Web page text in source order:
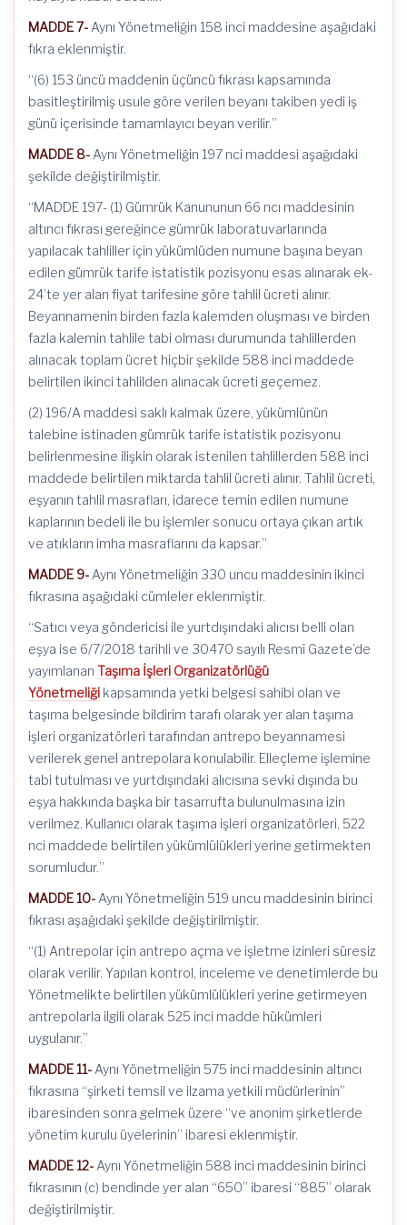
MADDE 7- Aynı Yönetmeliğin 158 inci maddesine aşağıdaki
fıkra eklenmiştir.
“(6) 153 üncü maddenin üçüncü fıkrası kapsamında
basitleştirilmiş usule göre verilen beyanı takiben yedi iş
günü içerisinde tamamlayıcı beyan verilir.”
MADDE 8- Aynı Yönetmeliğin 197 nci maddesi aşağıdaki
şekilde değiştirilmiştir.
“MADDE 197- (1) Gümrük Kanununun 66 ncı maddesinin
altıncı fıkrası gereğince gümrük laboratuvarlarında
yapılacak tahliller için yükümlüden numune başına beyan
edilen gümrük tarife istatistik pozisyonu esas alınarak ek-
24’te yer alan fiyat tarifesine göre tahlil ücreti alınır.
Beyannamenin birden fazla kalemden oluşması ve birden
fazla kalemin tahlile tabi olması durumunda tahlillerden
alınacak toplam ücret hiçbir şekilde 588 inci maddede
belirtilen ikinci tahlilden alınacak ücreti geçemez.
(2) 196/A maddesi saklı kalmak üzere, yükümlünün
talebine istinaden gümrük tarife istatistik pozisyonu
belirlenmesine ilişkin olarak istenilen tahlillerden 588 inci
maddede belirtilen miktarda tahlil ücreti alınır. Tahlil ücreti,
eşyanın tahlil masrafları, idarece temin edilen numune
kaplarının bedeli ile bu işlemler sonucu ortaya çıkan artık
ve atıkların imha masraflarını da kapsar.”
MADDE 9- Aynı Yönetmeliğin 330 uncu maddesinin ikinci
fıkrasına aşağıdaki cümleler eklenmiştir.
“Satıcı veya göndericisi ile yurtdışındaki alıcısı belli olan
eşya ise 6/7/2018 tarihli ve 30470 sayılı Resmî Gazete’de
yayımlanan Taşıma İşleri Organizatörlüğü
Yönetmeliği kapsamında yetki belgesi sahibi olan ve
taşıma belgesinde bildirim tarafı olarak yer alan taşıma
işleri organizatörleri tarafından antrepo beyannamesi
verilerek genel antrepolara konulabilir. Elleçleme işlemine
tabi tutulması ve yurtdışındaki alıcısına sevki dışında bu
eşya hakkında başka bir tasarrufta bulunulmasına izin
verilmez. Kullanıcı olarak taşıma işleri organizatörleri, 522
nci maddede belirtilen yükümlülükleri yerine getirmekten
sorumludur.”
MADDE 10- Aynı Yönetmeliğin 519 uncu maddesinin birinci
fıkrası aşağıdaki şekilde değiştirilmiştir.
“(1) Antrepolar için antrepo açma ve işletme izinleri süresiz
olarak verilir. Yapılan kontrol, inceleme ve denetimlerde bu
Yönetmelikte belirtilen yükümlülükleri yerine getirmeyen
antrepolarla ilgili olarak 525 inci madde hükümleri
uygulanır.”
MADDE 11- Aynı Yönetmeliğin 575 inci maddesinin altıncı
fıkrasına “şirketi temsil ve ilzama yetkili müdürlerinin”
ibaresinden sonra gelmek üzere “ve anonim şirketlerde
yönetim kurulu üyelerinin” ibaresi eklenmiştir.
MADDE 12- Aynı Yönetmeliğin 588 inci maddesinin birinci
fıkrasının (c) bendinde yer alan “650” ibaresi “885” olarak
değiştirilmiştir.